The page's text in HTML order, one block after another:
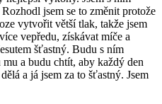
jsem se to změnit protože
vytvořit větší tlak, takže jsem
vepředu, získávat míče a
šťastný. Budu s ním
a budu chtít, aby každý den
a já jsem za to šťastný. Jsem